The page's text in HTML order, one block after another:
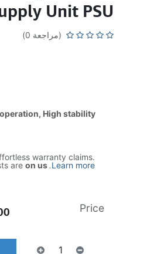
Unit PSU
(مراجعة 0)
High stability
warranty claims.
areon us.Learn more
Price